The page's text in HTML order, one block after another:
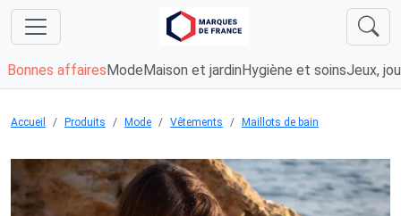
Bonnes affaires Mode Maison et jardin Hygiène et soinsJeux,
Accueil Produits Mode Vêtements Maillots de bain